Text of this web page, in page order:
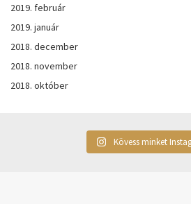
2019. február
2019. január
2018. december
2018. november
2018. október
Kövess minket